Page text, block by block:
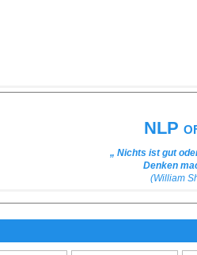
NLP
„ Nichts ist gut
Denken
(William